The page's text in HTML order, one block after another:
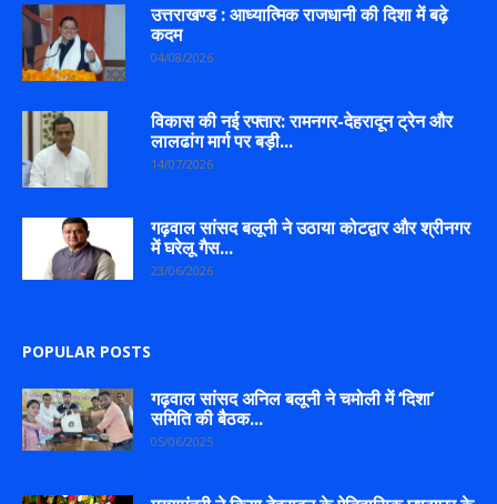
उत्तराखण्ड : आध्यात्मिक राजधानी की दिशा में बढ़े
कदम
04/08/2026
विकास की नई रफ्तार: रामनगर-देहरादून ट्रेन और
लालढांग मार्ग पर बड़ी...
14/07/2026
गढ़वाल सांसद बलूनी ने उठाया कोटद्वार और श्रीनगर
में घरेलू गैस...
23/06/2026
POPULAR POSTS
गढ़वाल सांसद अनिल बलूनी ने चमोली में ‘दिशा’
समिति की बैठक...
05/06/2025